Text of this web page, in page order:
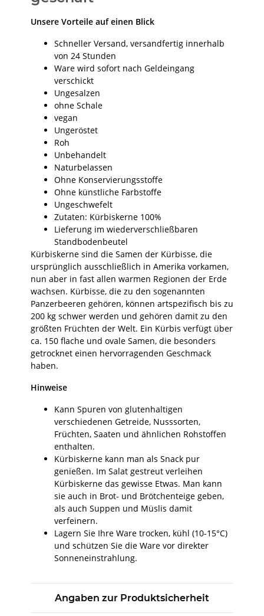
Unsere Vorteile auf einen Blick
Schneller Versand, versandfertig innerhalb
von 24 Stunden
Ware wird sofort nach Geldeingang
verschickt
Ungesalzen
ohne Schale
vegan
Ungeröstet
Roh
Unbehandelt
Naturbelassen
Ohne Konservierungsstoffe
Ohne künstliche Farbstoffe
Ungeschwefelt
Zutaten: Kürbiskerne 100%
Lieferung im wiederverschließbaren
Standbodenbeutel
Kürbiskerne sind die Samen der Kürbisse, die
ursprünglich ausschließlich in Amerika vorkamen,
nun aber in fast allen warmen Regionen der Erde
wachsen. Kürbisse, die zu den sogenannten
Panzerbeeren gehören, können artspezifisch bis zu
200 kg schwer werden und gehören damit zu den
größten Früchten der Welt. Ein Kürbis verfügt über
ca. 150 flache und ovale Samen, die besonders
getrocknet einen hervorragenden Geschmack
haben.
Hinweise
Kann Spuren von glutenhaltigen
verschiedenen Getreide, Nusssorten,
Früchten, Saaten und ähnlichen Rohstoffen
enthalten.
Kürbiskerne kann man als Snack pur
genießen. Im Salat gestreut verleihen
Kürbiskerne das gewisse Etwas. Man kann
sie auch in Brot- und Brötchenteige geben,
als auch Suppen und Müslis damit
verfeinern.
Lagern Sie Ihre Ware trocken, kühl (10-15°C)
und schützen Sie die Ware vor direkter
Sonneneinstrahlung.
Angaben zur Produktsicherheit